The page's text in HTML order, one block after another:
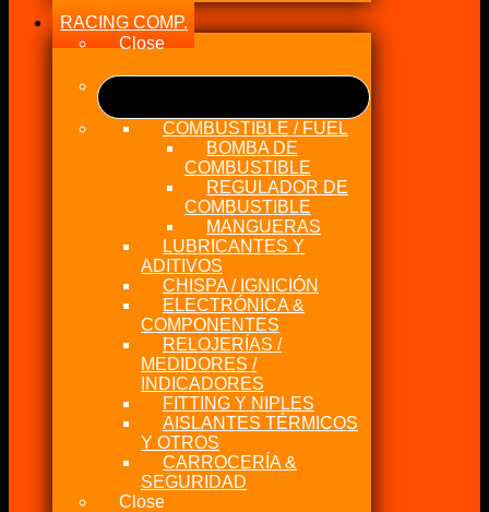
RACING COMP.
Close
COMBUSTIBLE / FUEL
BOMBA DE
COMBUSTIBLE
REGULADOR DE
COMBUSTIBLE
MANGUERAS
LUBRICANTES Y
ADITIVOS
CHISPA / IGNICIÓN
ELECTRÓNICA &
COMPONENTES
RELOJERÍAS /
MEDIDORES /
INDICADORES
FITTING Y NIPLES
AISLANTES TÉRMICOS
Y OTROS
CARROCERÍA &
SEGURIDAD
Close